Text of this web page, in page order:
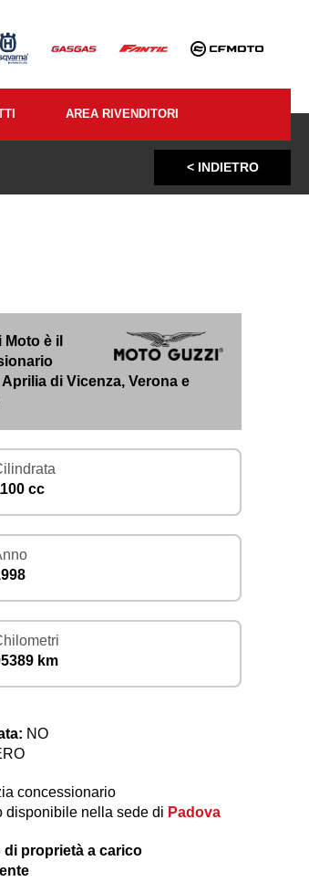
AREA RIVENDITORI
< INDIETRO
Moto è il
di Vicenza, Verona e
cc
km
NO
concessionario
disponibile nella sede di Padova
di proprietà a carico